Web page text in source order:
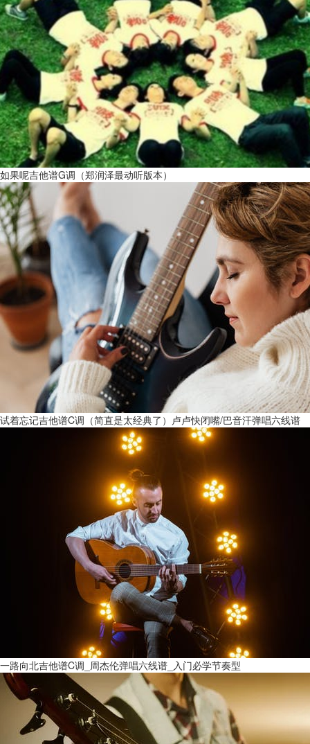
如果呢吉他谱G调（郑润泽最动听版本）
试着忘记吉他谱C调（简直是太经典了）卢卢快闭嘴/巴音汗弹唱六线谱
一路向北吉他谱C调_周杰伦弹唱六线谱_入门必学节奏型